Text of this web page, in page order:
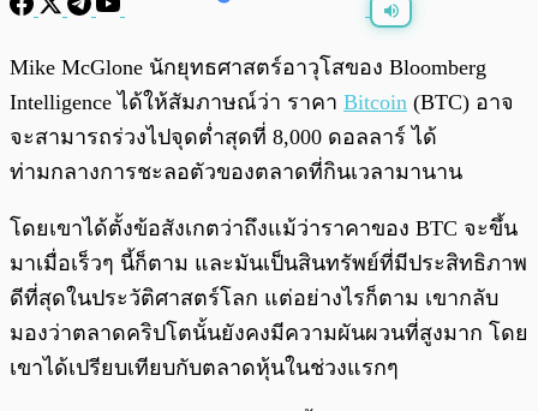
Mike McGlone นักยุทธศาสตร์อาวุโสของ Bloomberg
Intelligence ได้ให้สัมภาษณ์ว่า ราคา Bitcoin (BTC) อาจ
จะสามารถร่วงไปจุดต่ำสุดที่ 8,000 ดอลลาร์ ได้
ท่ามกลางการชะลอตัวของตลาดที่กินเวลามานาน
โดยเขาได้ตั้งข้อสังเกตว่าถึงแม้ว่าราคาของ BTC จะขึ้น
มาเมื่อเร็วๆ นี้ก็ตาม และมันเป็นสินทรัพย์ที่มีประสิทธิภาพ
ดีที่สุดในประวัติศาสตร์โลก แต่อย่างไรก็ตาม เขากลับ
มองว่าตลาดคริปโตนั้นยังคงมีความผันผวนที่สูงมาก โดย
เขาได้เปรียบเทียบกับตลาดหุ้นในช่วงแรกๆ